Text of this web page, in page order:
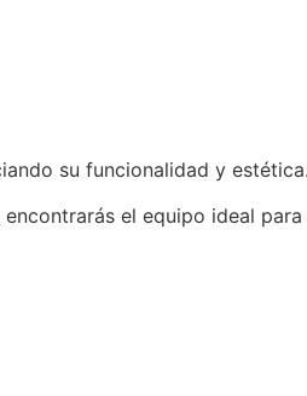
su funcionalidad y estética.
encontrarás el equipo ideal